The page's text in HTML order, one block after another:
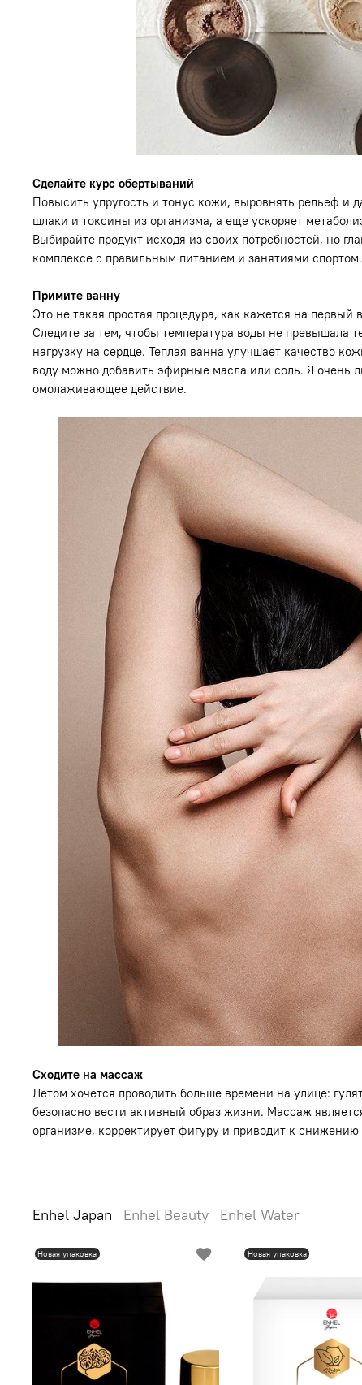
Сделайте курс обертываний
Повысить упругость и тонус кожи, выровнять рельеф и
шлаки и токсины из организма, а еще ускоряет
Выбирайте продукт исходя из своих потребностей, но
комплексе с правильным питанием и занятиями спортом.
Примите ванну
Это не такая простая процедура, как кажется на
Следите за тем, чтобы температура воды не превышала
нагрузку на сердце. Теплая ванна улучшает качество
воду можно добавить эфирные масла или соль. Я очень
омолаживающее действие.
Сходите на массаж
Летом хочется проводить больше времени на улице:
безопасно вести активный образ жизни. Массаж
организме, корректирует фигуру и приводит к
Enhel Japan Enhel Beauty Enhel Water
Новая упаковка Новая упаковка